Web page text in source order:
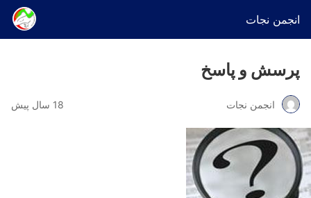
انجمن نجات
پرسش و پاسخ
انجمن نجات 18 سال پیش